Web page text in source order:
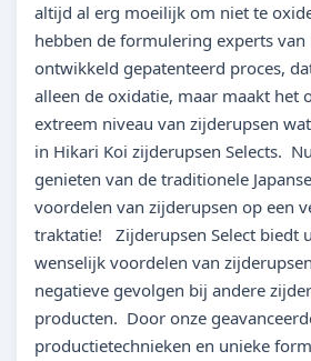
altijd al erg moeilijk om niet te
hebben de formulering experts van
ontwikkeld gepatenteerd proces,
alleen de oxidatie, maar maakt het
extreem niveau van zijderupsen
in Hikari Koi zijderupsen Selects.
genieten van de traditionele
voordelen van zijderupsen op een
traktatie! Zijderupsen Select biedt
wenselijk voordelen van
negatieve gevolgen bij andere
producten. Door onze
productietechnieken en unieke